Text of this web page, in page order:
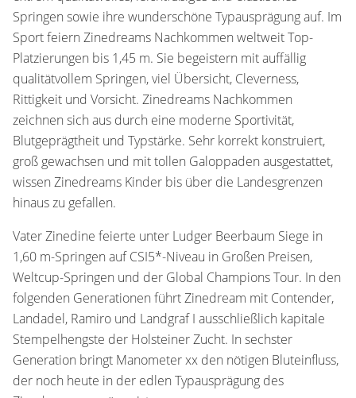
Springen sowie ihre wunderschöne Typausprägung auf. Im
Sport feiern Zinedreams Nachkommen weltweit Top-
Platzierungen bis 1,45 m. Sie begeistern mit auffällig
qualitätvollem Springen, viel Übersicht, Cleverness,
Rittigkeit und Vorsicht. Zinedreams Nachkommen
zeichnen sich aus durch eine moderne Sportivität,
Blutgeprägtheit und Typstärke. Sehr korrekt konstruiert,
groß gewachsen und mit tollen Galoppaden ausgestattet,
wissen Zinedreams Kinder bis über die Landesgrenzen
hinaus zu gefallen.
Vater Zinedine feierte unter Ludger Beerbaum Siege in
1,60 m-Springen auf CSI5*-Niveau in Großen Preisen,
Weltcup-Springen und der Global Champions Tour. In den
folgenden Generationen führt Zinedream mit Contender,
Landadel, Ramiro und Landgraf I ausschließlich kapitale
Stempelhengste der Holsteiner Zucht. In sechster
Generation bringt Manometer xx den nötigen Bluteinfluss,
der noch heute in der edlen Typausprägung des